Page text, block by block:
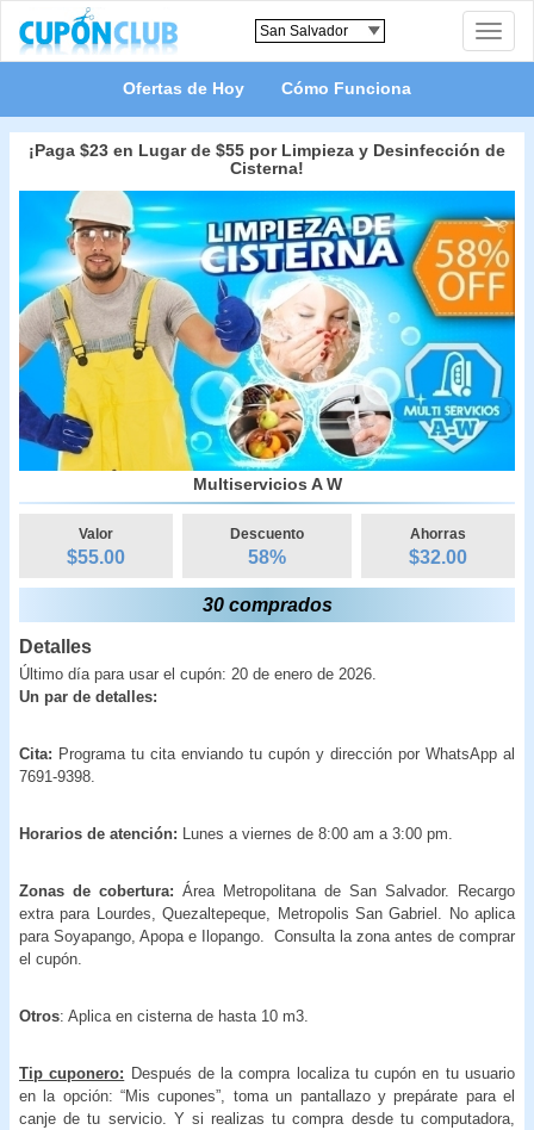
Toggle
Ofertas de Hoy Cómo Funciona
¡Paga $23 en Lugar de $55 por Limpieza y Desinfección de
Cisterna!
Multiservicios A W
Valor
$55.00
Descuento
58%
Ahorras
$32.00
30 comprados
Detalles
Último día para usar el cupón: 20 de enero de 2026.
Un par de detalles:
Cita: Programa tu cita enviando tu cupón y dirección por WhatsApp al
7691-9398.
Horarios de atención: Lunes a viernes de 8:00 am a 3:00 pm.
Zonas de cobertura: Área Metropolitana de San Salvador. Recargo
extra para Lourdes, Quezaltepeque, Metropolis San Gabriel. No aplica
para Soyapango, Apopa e Ilopango. Consulta la zona antes de comprar
el cupón.
Otros: Aplica en cisterna de hasta 10 m3.
Tip cuponero: Después de la compra localiza tu cupón en tu usuario
en la opción: “Mis cupones”, toma un pantallazo y prepárate para el
canje de tu servicio. Y si realizas tu compra desde tu computadora,